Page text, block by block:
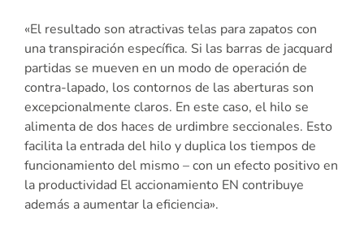
«El resultado son atractivas telas para zapatos con
una transpiración específica. Si las barras de jacquard
partidas se mueven en un modo de operación de
contra-lapado, los contornos de las aberturas son
excepcionalmente claros. En este caso, el hilo se
alimenta de dos haces de urdimbre seccionales. Esto
facilita la entrada del hilo y duplica los tiempos de
funcionamiento del mismo – con un efecto positivo en
la productividad El accionamiento EN contribuye
además a aumentar la eficiencia».